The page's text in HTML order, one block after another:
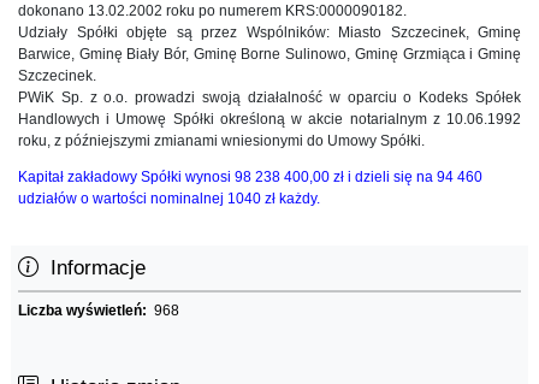
dokonano 13.02.2002 roku po numerem KRS:0000090182.
Udziały Spółki objęte są przez Wspólników: Miasto Szczecinek, Gminę
Barwice, Gminę Biały Bór, Gminę Borne Sulinowo, Gminę Grzmiąca i Gminę
Szczecinek.
PWiK Sp. z o.o. prowadzi swoją działalność w oparciu o Kodeks Spółek
Handlowych i Umowę Spółki określoną w akcie notarialnym z 10.06.1992
roku, z późniejszymi zmianami wniesionymi do Umowy Spółki.
Kapitał zakładowy Spółki wynosi 98 238 400,00 zł i dzieli się na 94 460
udziałów o wartości nominalnej 1040 zł każdy.
Informacje
Liczba wyświetleń: 968